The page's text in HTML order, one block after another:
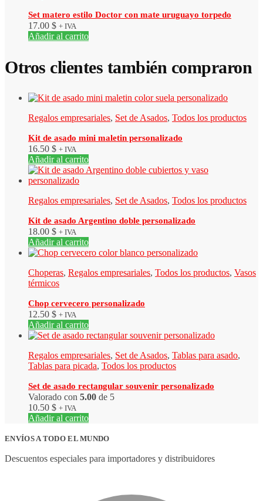
Set matero estilo Doctor con mate uruguayo torpedo
17.00 $ + IVA
Añadir al carrito
Otros clientes también compraron
Regalos empresariales, Set de Asados, Todos los productos
Kit de asado mini maletin personalizado
16.50 $ + IVA
Añadir al carrito
Regalos empresariales, Set de Asados, Todos los productos
Kit de asado Argentino doble personalizado
18.00 $ + IVA
Añadir al carrito
Choperas, Regalos empresariales, Todos los productos, Vasos
térmicos
Chop cervecero personalizado
12.50 $ + IVA
Añadir al carrito
Regalos empresariales, Set de Asados, Tablas para asado,
Tablas para picada, Todos los productos
Set de asado rectangular souvenir personalizado
Valorado con 5.00 de 5
10.50 $ + IVA
Añadir al carrito
ENVÍOS A TODO EL MUNDO
Descuentos especiales para importadores y distribuidores